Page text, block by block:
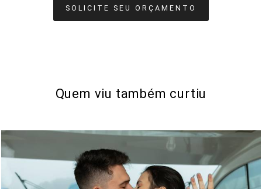
SOLICITE SEU ORÇAMENTO
Quem viu também curtiu